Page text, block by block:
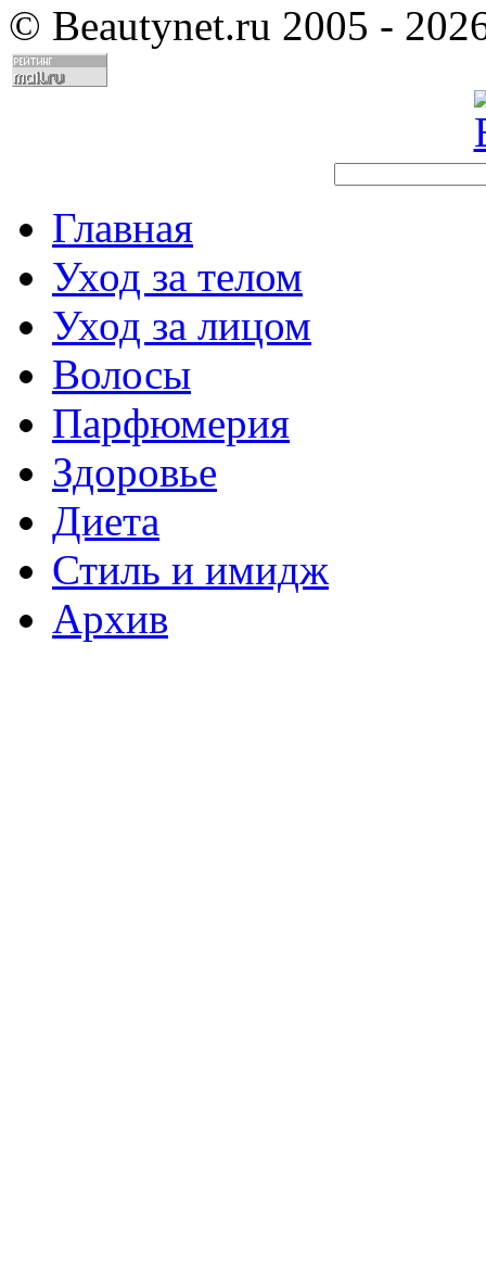
© Beautynet.ru 2005 -
Главная
Уход за телом
Уход за лицом
Волосы
Парфюмерия
Здоровье
Диета
Стиль и имидж
Архив